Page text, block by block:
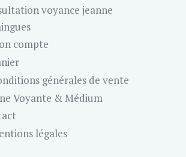
voyance jeanne
compte
générales de vente
Voyante & Médium
légales